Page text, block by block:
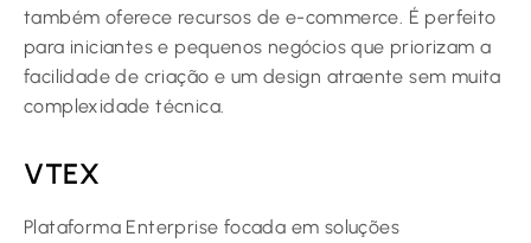
também oferece recursos de e-commerce. É perfeito
para iniciantes e pequenos negócios que priorizam a
facilidade de criação e um design atraente sem muita
complexidade técnica.
VTEX
Plataforma Enterprise focada em soluções